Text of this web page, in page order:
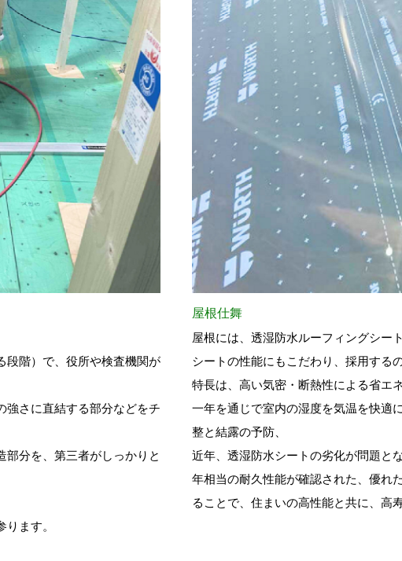
段階）で、役所や検査機関が
強さに直結する部分などをチ
分を、第三者がしっかりと
ます。
屋根仕舞
屋根には、透湿防水ルーフィングシー
シートの性能にもこだわり、採用する
特長は、高い気密・断熱性による省エ
一年を通じで室内の湿度を気温を快適
整と結露の予防、
近年、透湿防水シートの劣化が問題と
年相当の耐久性能が確認された、優れ
ることで、住まいの高性能と共に、高